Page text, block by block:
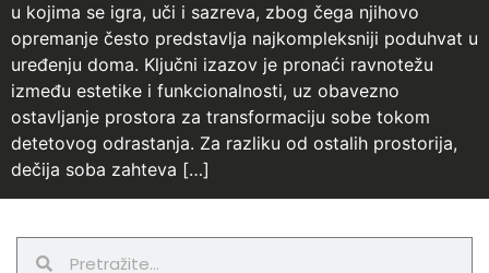
u kojima se igra, uči i sazreva, zbog čega njihovo
opremanje često predstavlja najkompleksniji poduhvat u
uređenju doma. Ključni izazov je pronaći ravnotežu
između estetike i funkcionalnosti, uz obavezno
ostavljanje prostora za transformaciju sobe tokom
detetovog odrastanja. Za razliku od ostalih prostorija,
dečija soba zahteva […]